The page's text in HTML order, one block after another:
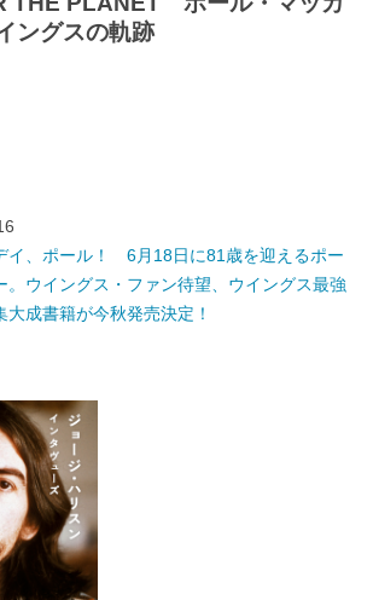
ングスの軌跡
イ、ポール！ 6月18日に81歳を迎えるポー
。ウイングス・ファン待望、ウイングス最強
成書籍が今秋発売決定！